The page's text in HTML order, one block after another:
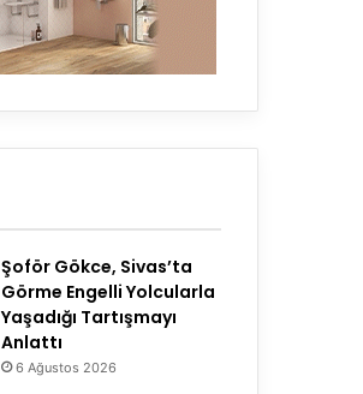
Şoför Gökce, Sivas’ta
Görme Engelli Yolcularla
Yaşadığı Tartışmayı
Anlattı
6 Ağustos 2026